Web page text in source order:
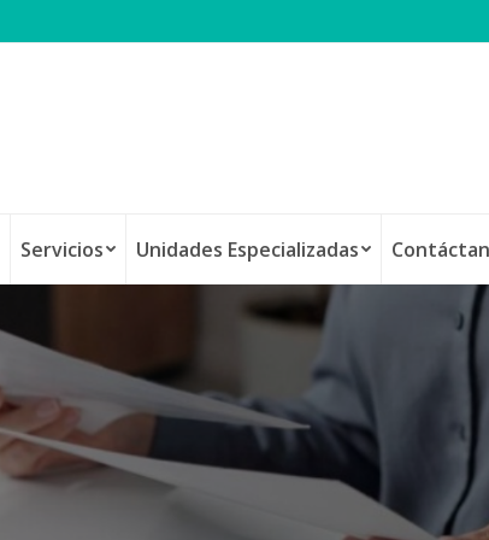
Servicios Unidades Especializadas